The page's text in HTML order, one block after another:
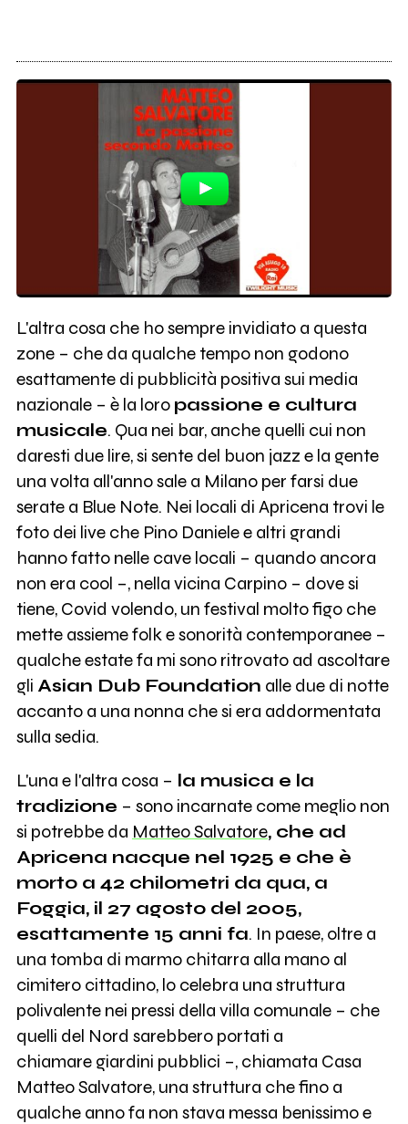
L'altra cosa che ho sempre invidiato a questa
zone – che da qualche tempo non godono
esattamente di pubblicità positiva sui media
nazionale – è la loro passione e cultura
musicale. Qua nei bar, anche quelli cui non
daresti due lire, si sente del buon jazz e la gente
una volta all'anno sale a Milano per farsi due
serate a Blue Note. Nei locali di Apricena trovi le
foto dei live che Pino Daniele e altri grandi
hanno fatto nelle cave locali – quando ancora
non era cool –, nella vicina Carpino – dove si
tiene, Covid volendo, un festival molto figo che
mette assieme folk e sonorità contemporanee –
qualche estate fa mi sono ritrovato ad ascoltare
gli Asian Dub Foundation alle due di notte
accanto a una nonna che si era addormentata
sulla sedia.
L'una e l'altra cosa – la musica e la
tradizione – sono incarnate come meglio non
si potrebbe da Matteo Salvatore, che ad
Apricena nacque nel 1925 e che è
morto a 42 chilometri da qua, a
Foggia, il 27 agosto del 2005,
esattamente 15 anni fa. In paese, oltre a
una tomba di marmo chitarra alla mano al
cimitero cittadino, lo celebra una struttura
polivalente nei pressi della villa comunale – che
quelli del Nord sarebbero portati a
chiamare giardini pubblici –, chiamata Casa
Matteo Salvatore, una struttura che fino a
qualche anno fa non stava messa benissimo e